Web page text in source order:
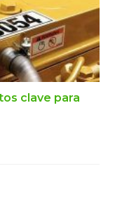
clave para